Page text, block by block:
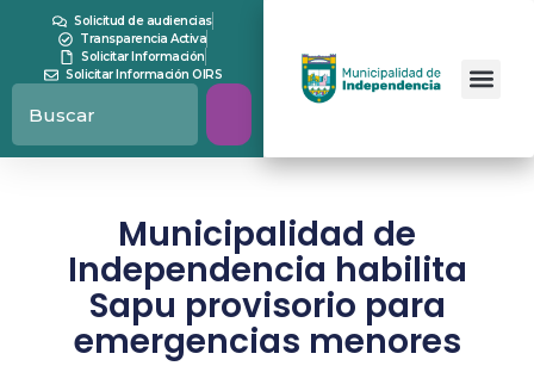
Solicitud de audiencias
Transparencia Activa
Solicitar Información
Solicitar Información OIRS
Municipalidad de
Independencia habilita
Sapu provisorio para
emergencias menores